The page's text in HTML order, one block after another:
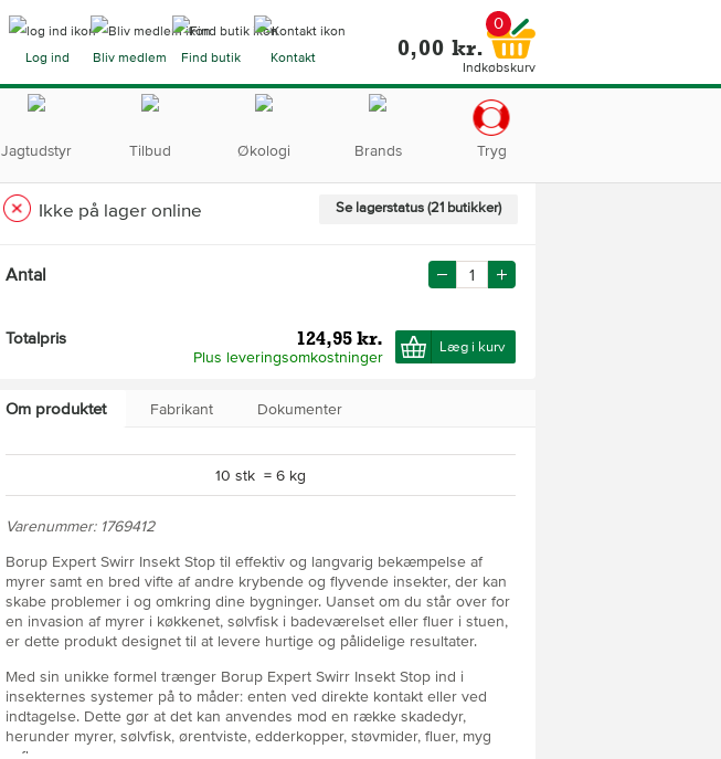
Log ind Bliv medlem Find butik Kontakt
0
0,00 kr.
Indkøbskurv
Jagtudstyr Tilbud Økologi Brands Tryg
Ikke på lager online Se lagerstatus (21 butikker)
Antal
Totalpris 124,95 kr.
Plus leveringsomkostninger
Læg i kurv
Om produktet Fabrikant Dokumenter
10 stk = 6 kg
Varenummer: 1769412
Borup Expert Swirr Insekt Stop til effektiv og langvarig bekæmpelse af
myrer samt en bred vifte af andre krybende og flyvende insekter, der kan
skabe problemer i og omkring dine bygninger. Uanset om du står over for
en invasion af myrer i køkkenet, sølvfisk i badeværelset eller fluer i stuen,
er dette produkt designet til at levere hurtige og pålidelige resultater.
Med sin unikke formel trænger Borup Expert Swirr Insekt Stop ind i
insekternes systemer på to måder: enten ved direkte kontakt eller ved
indtagelse. Dette gør at det kan anvendes mod en række skadedyr,
herunder myrer, sølvfisk, ørentviste, edderkopper, støvmider, fluer, myg